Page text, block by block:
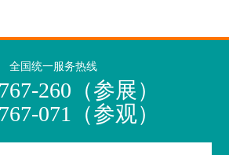
全国统一服务热线
260（参展）
071（参观）